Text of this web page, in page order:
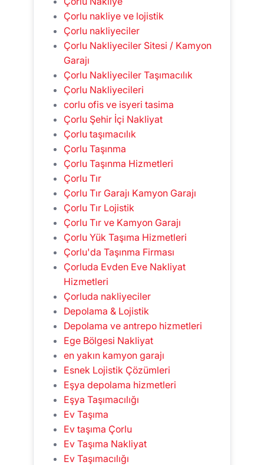
Çorlu nakliye ve lojistik
Çorlu nakliyeciler
Çorlu Nakliyeciler Sitesi / Kamyon
Garajı
Çorlu Nakliyeciler Taşımacılık
Çorlu Nakliyecileri
corlu ofis ve isyeri tasima
Çorlu Şehir İçi Nakliyat
Çorlu taşımacılık
Çorlu Taşınma
Çorlu Taşınma Hizmetleri
Çorlu Tır
Çorlu Tır Garajı Kamyon Garajı
Çorlu Tır Lojistik
Çorlu Tır ve Kamyon Garajı
Çorlu Yük Taşıma Hizmetleri
Çorlu'da Taşınma Firması
Çorluda Evden Eve Nakliyat
Hizmetleri
Çorluda nakliyeciler
Depolama & Lojistik
Depolama ve antrepo hizmetleri
Ege Bölgesi Nakliyat
en yakın kamyon garajı
Esnek Lojistik Çözümleri
Eşya depolama hizmetleri
Eşya Taşımacılığı
Ev Taşıma
Ev taşıma Çorlu
Ev Taşıma Nakliyat
Ev Taşımacılığı